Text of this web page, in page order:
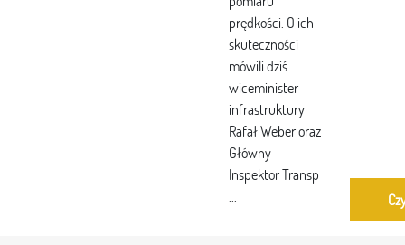
prędkości. O ich
skuteczności
mówili dziś
wiceminister
infrastruktury
Rafał Weber oraz
Główny
Inspektor Transp